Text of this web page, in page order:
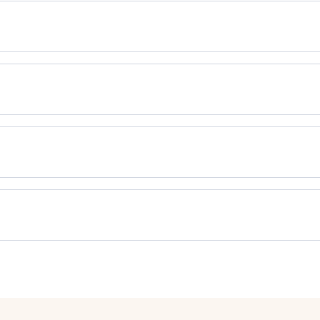
pielęgnacji zarostu, dbając o jego schludny wygląd.
z wąsów i brody o każdej długości.
poręczny, a niewielki rozmiar szczotki doskonale sprawdzi się